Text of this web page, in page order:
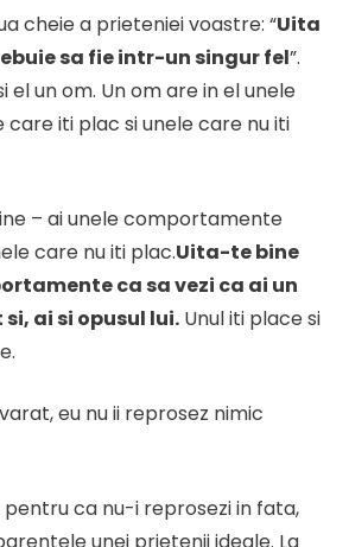
cheie a prieteniei voastre: “Uita
sa fie intr-un singur fel”.
el un om. Un om are in el unele
iti plac si unele care nu iti
– ai unele comportamente
care nu iti plac.Uita-te bine
ca sa vezi ca ai un
ai si opusul lui. Unul iti place si
eu nu ii reprosez nimic
pentru ca nu-i reprosezi in fata,